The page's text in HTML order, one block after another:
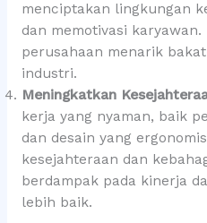
menciptakan lingkungan
dan memotivasi
perusahaan menarik
industri.
Meningkatkan
kerja yang nyaman, baik
dan desain yang
kesejahteraan dan
berdampak pada kinerja
lebih baik.